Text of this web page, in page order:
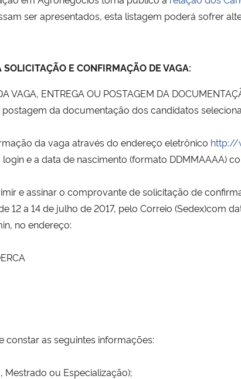
ser apresentados, esta listagem poderá sofrer
E CONFIRMAÇÃO DE VAGA:
VAGA, ENTREGA OU POSTAGEM DA
da documentação dos candidatos
da vaga através do endereço eletrônico http://
e a data de nascimento (formato DDMMAAAA)
e assinar o comprovante de solicitação de
12 a 14 de julho de 2017, pelo Correio (Sedex)com
no endereço:
constar as seguintes informações:
ou Especialização);